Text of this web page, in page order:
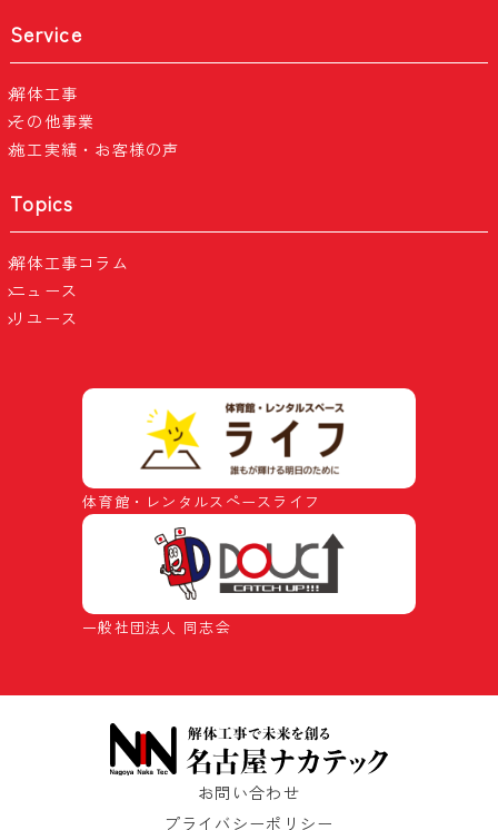
Service
解体工事
その他事業
施工実績・お客様の声
Topics
解体工事コラム
ニュース
リユース
体育館・レンタルスペースライフ
一般社団法人 同志会
お問い合わせ
プライバシーポリシー